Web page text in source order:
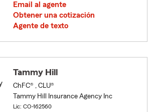
Email al agente
Obtener una cotización
Agente de texto
Tammy Hill
ChFC® , CLU®
Tammy Hill Insurance Agency Inc
Lic: CO-162560